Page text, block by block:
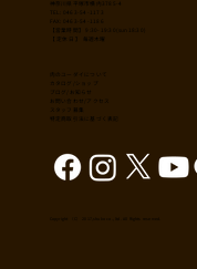
神奈川県平塚市横内3785-4
TEL: 0463-54-1173
FAX: 0463-54-1186
【営業時間】 9:30-19:30(sun18:30)
【 定休日 】 毎週木曜
肉のユーダイについて
カタログ/ショップ
ブログ/お知らせ
​お問い合わせ/アクセス
スタッフ募集
特定商取引法に基づく表記